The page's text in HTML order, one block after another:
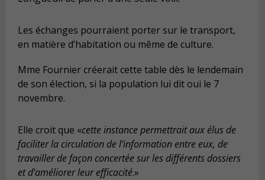
Les échanges pourraient porter sur le transport,
en matière d’habitation ou même de culture.
Mme Fournier créerait cette table dès le lendemain
de son élection, si la population lui dit oui le 7
novembre.
Elle croit que «cette instance permettrait aux élus de
faciliter la circulation de l’information entre eux, de
travailler de façon concertée sur les différents dossiers
et d’améliorer leur efficacité.»